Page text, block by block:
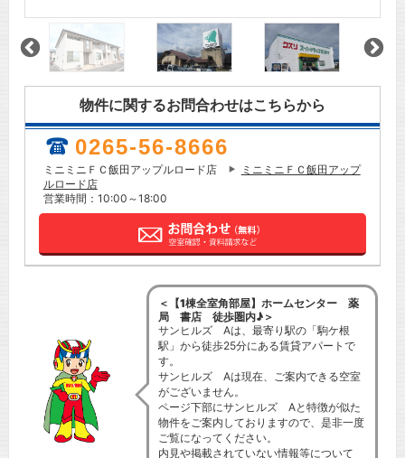
物件に関するお問合わせはこちらから
0265-56-8666
ミニミニＦＣ飯田アップルロード店
ミニミニＦＣ飯田アップ
ルロード店
営業時間：10:00～18:00
＜【1棟全室角部屋】ホームセンター 薬
局 書店 徒歩圏内♪＞
サンヒルズ Aは、最寄り駅の「駒ケ根
駅」から徒歩25分にある賃貸アパートで
す。
サンヒルズ Aは現在、ご案内できる空室
がございません。
ページ下部にサンヒルズ Aと特徴が似た
物件をご案内しておりますので、是非一度
ご覧になってください。
内見や掲載されていない情報等について